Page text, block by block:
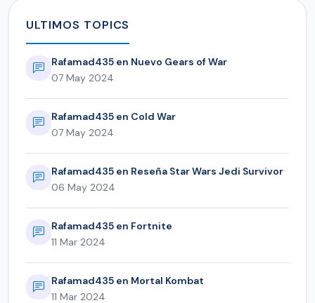
ULTIMOS TOPICS
Rafamad435 en Nuevo Gears of War
07 May 2024
Rafamad435 en Cold War
07 May 2024
Rafamad435 en Reseña Star Wars Jedi Survivor
06 May 2024
Rafamad435 en Fortnite
11 Mar 2024
Rafamad435 en Mortal Kombat
11 Mar 2024